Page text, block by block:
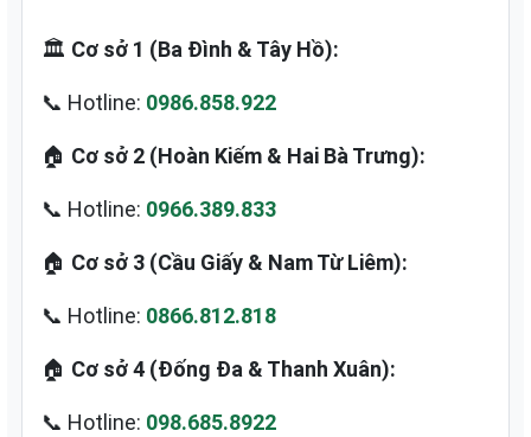
🏛️ Cơ sở 1 (Ba Đình & Tây Hồ):
📞 Hotline: 0986.858.922
🏠 Cơ sở 2 (Hoàn Kiếm & Hai Bà Trưng):
📞 Hotline: 0966.389.833
🏠 Cơ sở 3 (Cầu Giấy & Nam Từ Liêm):
📞 Hotline: 0866.812.818
🏠 Cơ sở 4 (Đống Đa & Thanh Xuân):
📞 Hotline: 098.685.8922